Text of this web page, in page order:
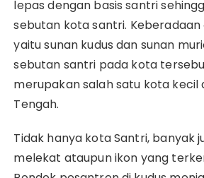
lepas dengan basis santri
sebutan kota santri. Keberadaan
yaitu sunan kudus dan sunan
sebutan santri pada kota
merupakan salah satu kota kecil
Tengah.
Tidak hanya kota Santri, banyak
melekat ataupun ikon yang